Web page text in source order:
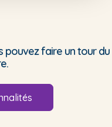
pouvez faire un tour du